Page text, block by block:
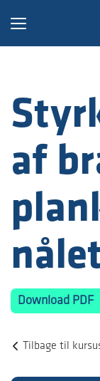
Toggle
af
Download PDF
Tilbage til